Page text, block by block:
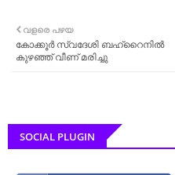
വളരെ പഴയ
കോക്കൂർ സ്വദേശി ബഹ്റൈനിൽ
കുഴഞ്ഞ് വീണ് മരിച്ചു
SOCIAL PLUGIN